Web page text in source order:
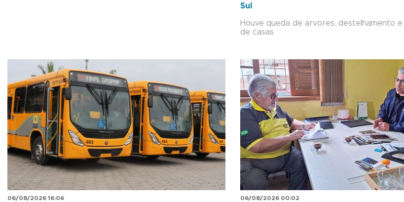
Sul
Houve queda de árvores, destelhamento e
de casas
06/08/2026 16:06 06/08/2026 00:02